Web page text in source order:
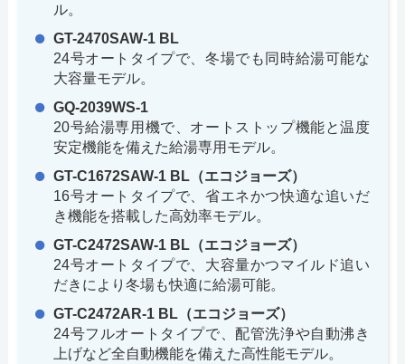
ル。
GT-2470SAW-1 BL
24号オートタイプで、冬場でも同時給湯可能な
大容量モデル。
GQ-2039WS-1
20号給湯専用機で、オートストップ機能と温度
安定機能を備えた給湯専用モデル。
GT-C1672SAW-1 BL（エコジョーズ）
16号オートタイプで、省エネかつ快適な追いだ
き機能を搭載した高効率モデル。
GT-C2472SAW-1 BL（エコジョーズ）
24号オートタイプで、大容量かつマイルド追い
だきにより冬場も快適に給湯可能。
GT-C2472AR-1 BL（エコジョーズ）
24号フルオートタイプで、配管洗浄や自動沸き
上げなど全自動機能を備えた高性能モデル。